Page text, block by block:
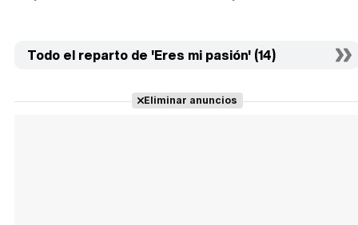
Todo el reparto de 'Eres mi pasión' (14)
Eliminar anuncios